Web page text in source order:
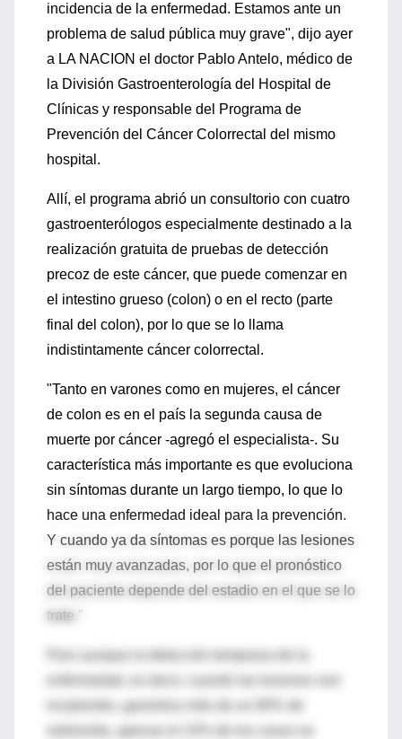
incidencia de la enfermedad. Estamos ante un
problema de salud pública muy grave", dijo ayer
a LA NACION el doctor Pablo Antelo, médico de
la División Gastroenterología del Hospital de
Clínicas y responsable del Programa de
Prevención del Cáncer Colorrectal del mismo
hospital.
Allí, el programa abrió un consultorio con cuatro
gastroenterólogos especialmente destinado a la
realización gratuita de pruebas de detección
precoz de este cáncer, que puede comenzar en
el intestino grueso (colon) o en el recto (parte
final del colon), por lo que se lo llama
indistintamente cáncer colorrectal.
"Tanto en varones como en mujeres, el cáncer
de colon es en el país la segunda causa de
muerte por cáncer -agregó el especialista-. Su
característica más importante es que evoluciona
sin síntomas durante un largo tiempo, lo que lo
hace una enfermedad ideal para la prevención.
Y cuando ya da síntomas es porque las lesiones
están muy avanzadas, por lo que el pronóstico
del paciente depende del estadio en el que se lo
trate."
Pero aunque la detección temprana de la
incipientes, garantiza más de un 90% de
sobrevida, apenas el 10% de los casos se